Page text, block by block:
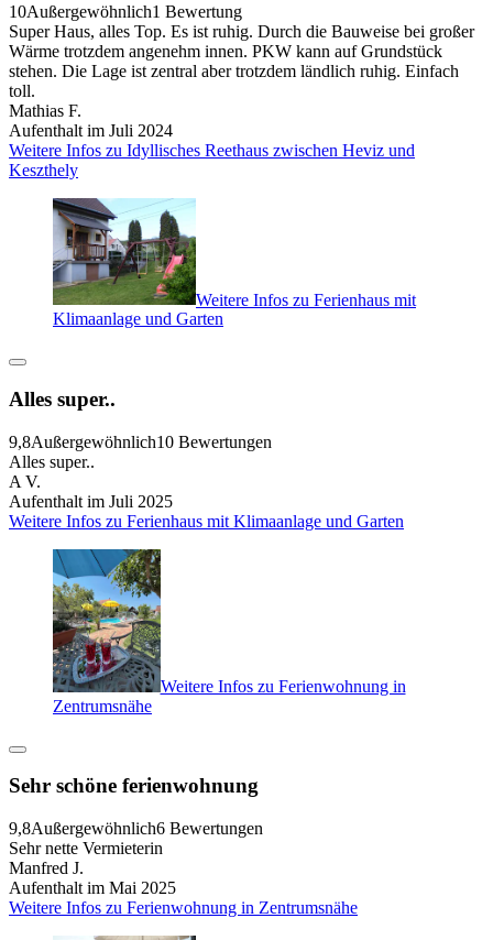
10Außergewöhnlich1 Bewertung
Super Haus, alles Top. Es ist ruhig. Durch die Bauweise bei großer
Wärme trotzdem angenehm innen. PKW kann auf Grundstück
stehen. Die Lage ist zentral aber trotzdem ländlich ruhig. Einfach
toll.
Mathias F.
Aufenthalt im Juli 2024
Weitere Infos zu Idyllisches Reethaus zwischen Heviz und
Keszthely
Weitere Infos zu Ferienhaus mit
Klimaanlage und Garten
Alles super..
9,8Außergewöhnlich10 Bewertungen
Alles super..
A V.
Aufenthalt im Juli 2025
Weitere Infos zu Ferienhaus mit Klimaanlage und Garten
Weitere Infos zu Ferienwohnung in
Zentrumsnähe
Sehr schöne ferienwohnung
9,8Außergewöhnlich6 Bewertungen
Sehr nette Vermieterin
Manfred J.
Aufenthalt im Mai 2025
Weitere Infos zu Ferienwohnung in Zentrumsnähe